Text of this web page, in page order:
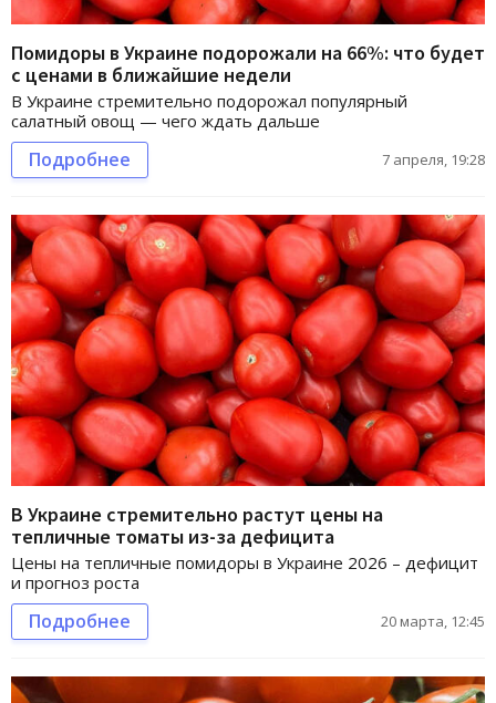
Помидоры в Украине подорожали на 66%: что будет
с ценами в ближайшие недели
В Украине стремительно подорожал популярный
салатный овощ — чего ждать дальше
Подробнее 7 апреля, 19:28
В Украине стремительно растут цены на
тепличные томаты из-за дефицита
Цены на тепличные помидоры в Украине 2026 – дефицит
и прогноз роста
Подробнее 20 марта, 12:45